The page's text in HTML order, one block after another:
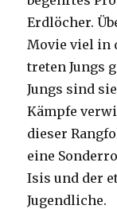
Erdlöcher.
Movie viel in
treten Jungs
Jungs sind
Kämpfe
dieser
eine
Isis und der
Jugendliche.